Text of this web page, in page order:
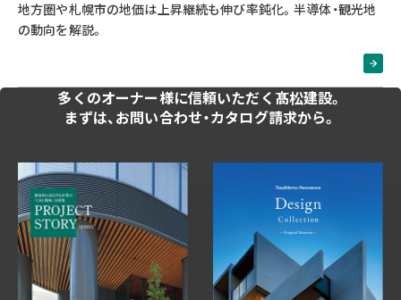
地方圏や札幌市の地価は上昇継続も伸び率鈍化。半導体・観光地
の動向を解説。
多くのオーナー様に信頼いただく髙松建設。
まずは、お問い合わせ・カタログ請求から。